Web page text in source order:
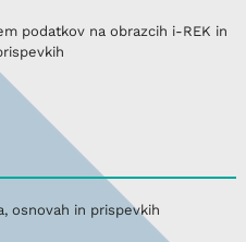
podatkov na obrazcih i-REK in
osnovah in prispevkih